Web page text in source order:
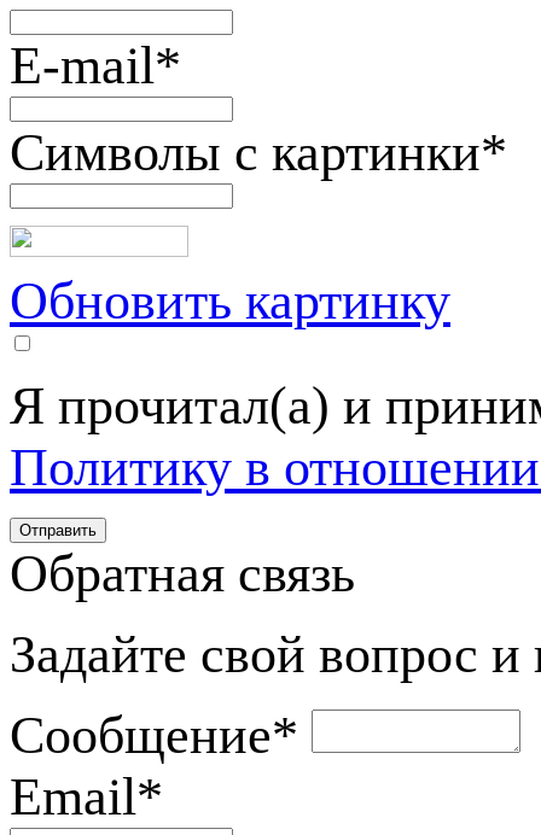
E-mail*
Символы с картинки*
Обновить картинку
Я прочитал(а) и
Политику в
Обратная связь
Задайте свой вопрос
Сообщение*
Email*